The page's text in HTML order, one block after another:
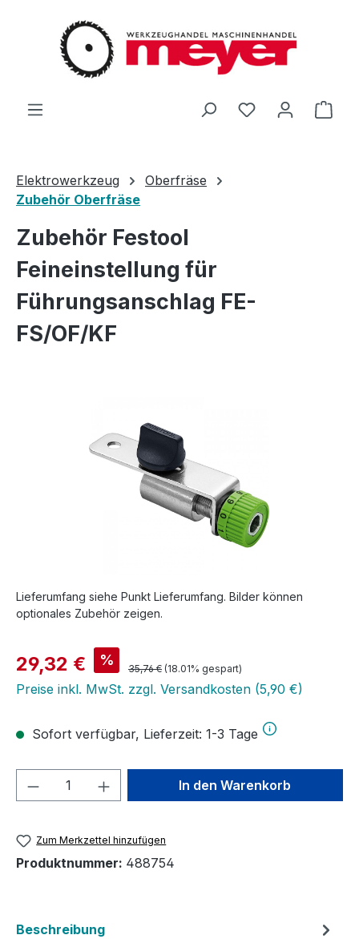
Zum Hauptinhalt springen
Du hast 0
Elektrowerkzeug
Oberfräse
Zubehör Oberfräse
Zubehör Festool
Feineinstellung für
Führungsanschlag FE-
FS/OF/KF
Lieferumfang siehe Punkt Lieferumfang. Bilder können
optionales Zubehör zeigen.
Verkaufspreis:
29,32 € % Regulärer Preis:
35,76 € (18.01% gespart)
Preise inkl. MwSt. zzgl. Versandkosten (5,90 €)
Sofort verfügbar, Lieferzeit: 1-3 Tage
Produkt Anzahl: Gib denIn den Warenkorb
Zum Merkzettel hinzufügen
Produktnummer: 488754
Beschreibung